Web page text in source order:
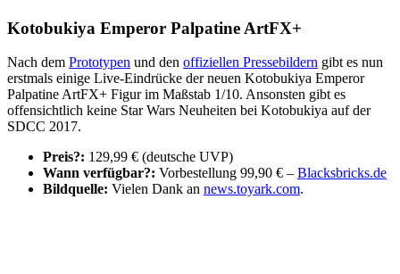
Kotobukiya Emperor Palpatine ArtFX+
Nach dem Prototypen und den offiziellen Pressebildern gibt es nun
erstmals einige Live-Eindrücke der neuen Kotobukiya Emperor
Palpatine ArtFX+ Figur im Maßstab 1/10. Ansonsten gibt es
offensichtlich keine Star Wars Neuheiten bei Kotobukiya auf der
SDCC 2017.
Preis?: 129,99 € (deutsche UVP)
Wann verfügbar?: Vorbestellung 99,90 € – Blacksbricks.de
Bildquelle: Vielen Dank an news.toyark.com.